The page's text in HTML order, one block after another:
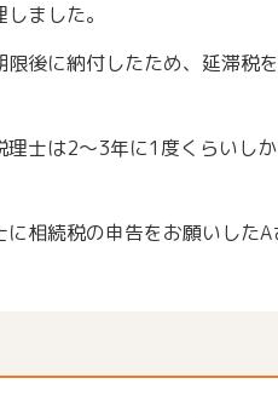
ました。
後に納付したため、延滞税
士は2～3年に1度くらいし
相続税の申告をお願いした